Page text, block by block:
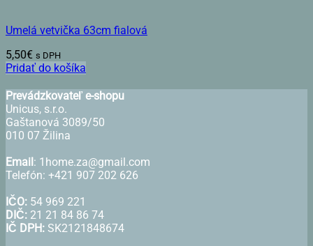
Umelá vetvička 63cm fialová
5,50€ s DPH
Pridať do košíka
Prevádzkovateľ e-shopu
Unicus, s.r.o.
Gaštanová 3089/50
010 07 Žilina
Email : 1home.za@gmail.com
Telefón: +421 907 202 626
IČO: 54 969 221
DIČ: 21 21 84 86 74
IČ DPH: SK2121848674